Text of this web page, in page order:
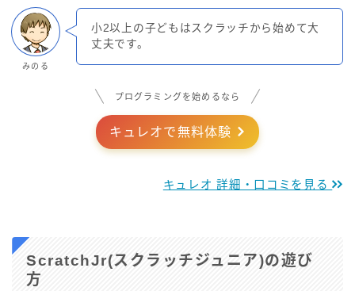
みのる
小2以上の子どもはスクラッチから始めて大
丈夫です。
プログラミングを始めるなら
キュレオで無料体験
キュレオ 詳細・口コミを見る
ScratchJr(スクラッチジュニア)の遊び
方